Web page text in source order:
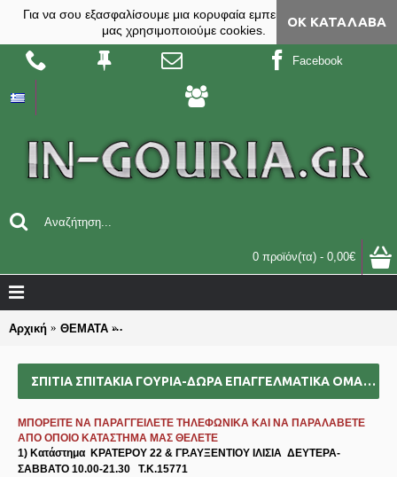
Για να σου εξασφαλίσουμε μια κορυφαία εμπειρία, στο site
μας χρησιμοποιούμε cookies.
ΟΚ ΚΑΤΆΛΑΒΑ
Facebook
0 προϊόν(τα) - 0,00€
Αρχική ΘΕΜΑΤΑ ΣΠΙΤΙΑ ΣΠΙΤΑΚΙΑ γούρια-δώρα επαγγελματικά
ΣΠΙΤΙΑ ΣΠΙΤΑΚΙΑ ΓΟΎΡΙΑ-ΔΏΡΑ ΕΠΑΓΓΕΛΜΑΤΙΚΆ ΟΜΑΔΙΚΆ ΕΠΙΧΕΙΡΗΜΑΤΙΚΆ ΓΙΑ BAZZAR ΣΧΟΛΕΊΑ ΣΥΛΛΌΓΟΥΣ 2025
ΜΠΟΡΕΙΤΕ ΝΑ ΠΑΡΑΓΓΕΙΛΕΤΕ ΤΗΛΕΦΩΝΙΚΑ ΚΑΙ ΝΑ ΠΑΡΑΛΑΒΕΤΕ
ΑΠΟ ΟΠΟΙΟ ΚΑΤΑΣΤΗΜΑ ΜΑΣ ΘΕΛΕΤΕ
1) Κατάστημα ΚΡΑΤΕΡΟΥ 22 & ΓΡ.ΑΥΞΕΝΤΙΟΥ ΙΛΙΣΙΑ ΔΕΥΤΕΡΑ-
ΣΑΒΒΑΤΟ 10.00-21.30 Τ.Κ.15771